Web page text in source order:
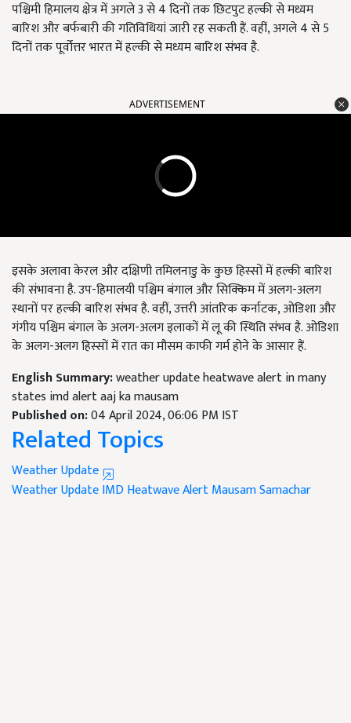
पश्चिमी हिमालय क्षेत्र में अगले 3 से 4 दिनों तक छिटपुट हल्की से मध्यम
बारिश और बर्फबारी की गतिविधियां जारी रह सकती हैं. वहीं, अगले 4 से 5
दिनों तक पूर्वोत्तर भारत में हल्की से मध्यम बारिश संभव है.
ADVERTISEMENT
इसके अलावा केरल और दक्षिणी तमिलनाडु के कुछ हिस्सों में हल्की बारिश
की संभावना है. उप-हिमालयी पश्चिम बंगाल और सिक्किम में अलग-अलग
स्थानों पर हल्की बारिश संभव है. वहीं, उत्तरी आंतरिक कर्नाटक, ओडिशा और
गंगीय पश्चिम बंगाल के अलग-अलग इलाकों में लू की स्थिति संभव है. ओडिशा
के अलग-अलग हिस्सों में रात का मौसम काफी गर्म होने के आसार हैं.
English Summary:weather update heatwave alert in many
states imd alert aaj ka mausam
Published on:04 April 2024, 06:06 PM IST
Related Topics
Weather Update
Weather UpdateIMDHeatwave AlertMausam Samachar